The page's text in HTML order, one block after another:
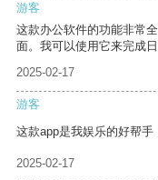
游客
这款办公软件的功能非常
面。我可以使用它来完成
2025-02-17
游客
这款app是我娱乐的好帮手
2025-02-17